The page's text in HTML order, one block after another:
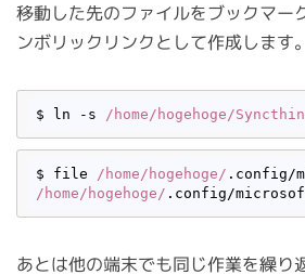
移動した先のファイルをブックマー
ンボリックリンクとして作成します。
$ ln -s /home/hogehoge/
$ file
/home/hogehoge/
/home/hogehoge/
あとは他の端末でも同じ作業を繰り